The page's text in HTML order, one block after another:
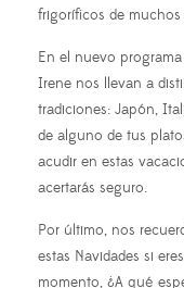
frigoríficos de muchos
En el nuevo
Irene nos llevan a
tradiciones: Japón,
de alguno de tus
acudir en estas
acertarás seguro.
Por último, nos
estas Navidades si
momento, ¿A qué